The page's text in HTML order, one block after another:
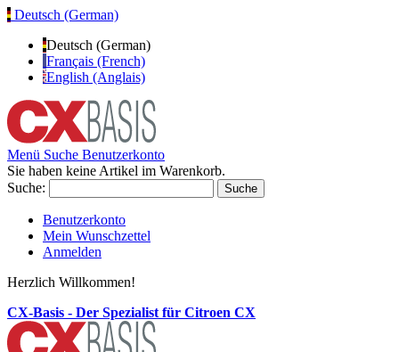
Deutsch (German)
Deutsch (German)
Français (French)
English (Anglais)
Menü Suche Benutzerkonto
Sie haben keine Artikel im Warenkorb.
Suche:
Suche
Benutzerkonto
Mein Wunschzettel
Anmelden
Herzlich Willkommen!
CX-Basis - Der Spezialist für Citroen CX